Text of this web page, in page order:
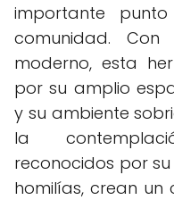
importante
comunidad. Con
moderno, esta
por su amplio
y su ambiente
la
reconocidos por
homilías, crean